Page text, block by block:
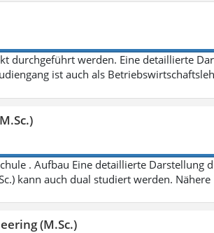
durchgeführt werden. Eine detaillierte
ist auch als
. Aufbau Eine detaillierte Darstellung
kann auch dual studiert werden.
(M.Sc.)